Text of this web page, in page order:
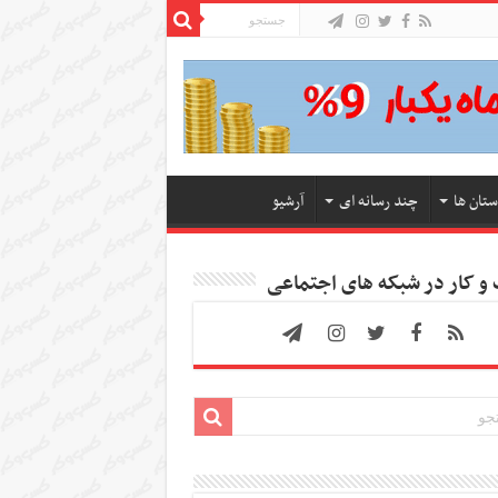
ها چند رسانه ای آرشیو
کار در شبکه های اجتماعی